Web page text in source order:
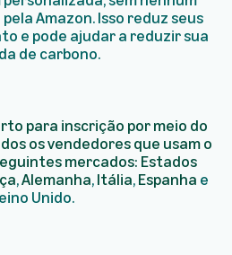
Amazon. Isso reduz seus
e pode ajudar a reduzir sua
de carbono.
para inscrição por meio do
os vendedores que usam o
mercados: Estados
,Alemanha,Itália,Espanha e
Unido.